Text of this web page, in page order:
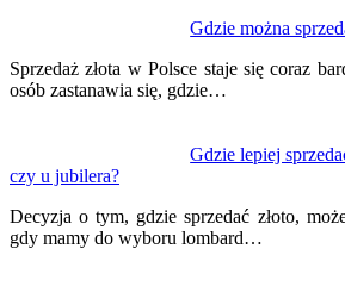
Gdzie można
Sprzedaż złota w Polsce staje się coraz
osób zastanawia się, gdzie…
Gdzie lepiej
czy u jubilera?
Decyzja o tym, gdzie sprzedać złoto,
gdy mamy do wyboru lombard…